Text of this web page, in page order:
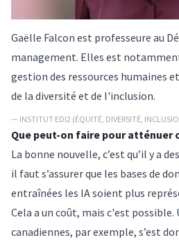
Gaëlle Falcon est professeure au
management. Elles est
gestion des ressources humaines
de la diversité et de l'inclusion.
— INSTITUT EDI2 (ÉQUITÉ, DIVERSITÉ,
Que peut-on faire pour atténuer
La bonne nouvelle, c’est qu’il y a
il faut s’assurer que les bases de
entraînées les IA soient plus
Cela a un coût, mais c'est
canadiennes, par exemple, s’est